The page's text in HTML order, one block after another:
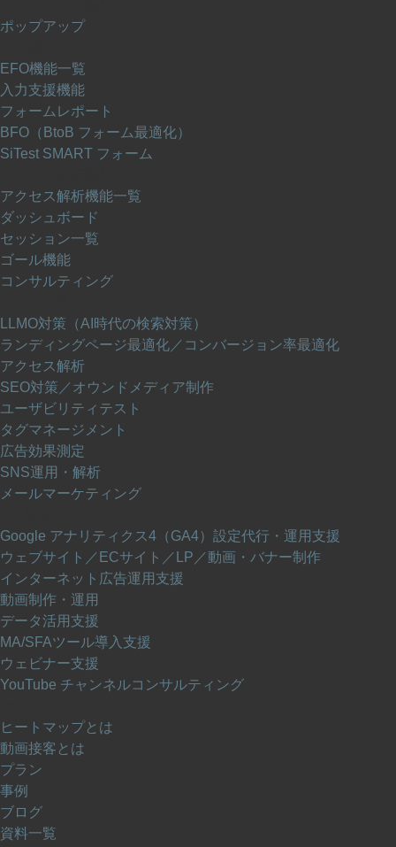
ポップアップ
EFO機能一覧
入力支援機能
フォームレポート
BFO（BtoB フォーム最適化）
SiTest SMART フォーム
アクセス解析機能一覧
ダッシュボード
セッション一覧
ゴール機能
コンサルティング
LLMO対策（AI時代の検索対策）
ランディングページ最適化／コンバージョン率最適化
アクセス解析
SEO対策／オウンドメディア制作
ユーザビリティテスト
タグマネージメント
広告効果測定
SNS運用・解析
メールマーケティング
Google アナリティクス4（GA4）設定代行・運用支援
ウェブサイト／ECサイト／LP／動画・バナー制作
インターネット広告運用支援
動画制作・運用
データ活用支援
MA/SFAツール導入支援
ウェビナー支援
YouTube チャンネルコンサルティング
ヒートマップとは
動画接客とは
プラン
事例
ブログ
資料一覧